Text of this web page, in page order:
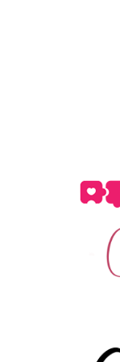
72- Já ganhou
73- Você já
74- Possui
75- E uma
76- Você usa
77- Já se
78- Quem você
79- Qual foi o
80- Chá quente
82- Açúcar ou